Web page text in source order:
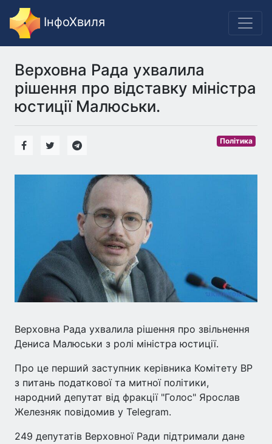
ІнфоХвиля
Верховна Рада ухвалила
рішення про відставку міністра
юстиції Малюськи.
Політика
Верховна Рада ухвалила рішення про звільнення
Дениса Малюськи з ролі міністра юстиції.
Про це перший заступник керівника Комітету ВР
з питань податкової та митної політики,
народний депутат від фракції "Голос" Ярослав
Железняк повідомив у Telegram.
249 депутатів Верховної Ради підтримали дане